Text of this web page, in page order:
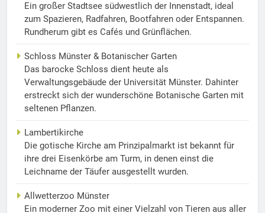
Ein großer Stadtsee südwestlich der Innenstadt, ideal
zum Spazieren, Radfahren, Bootfahren oder Entspannen.
Rundherum gibt es Cafés und Grünflächen.
Schloss Münster & Botanischer Garten
Das barocke Schloss dient heute als
Verwaltungsgebäude der Universität Münster. Dahinter
erstreckt sich der wunderschöne Botanische Garten mit
seltenen Pflanzen.
Lambertikirche
Die gotische Kirche am Prinzipalmarkt ist bekannt für
ihre drei Eisenkörbe am Turm, in denen einst die
Leichname der Täufer ausgestellt wurden.
Allwetterzoo Münster
Ein moderner Zoo mit einer Vielzahl von Tieren aus aller